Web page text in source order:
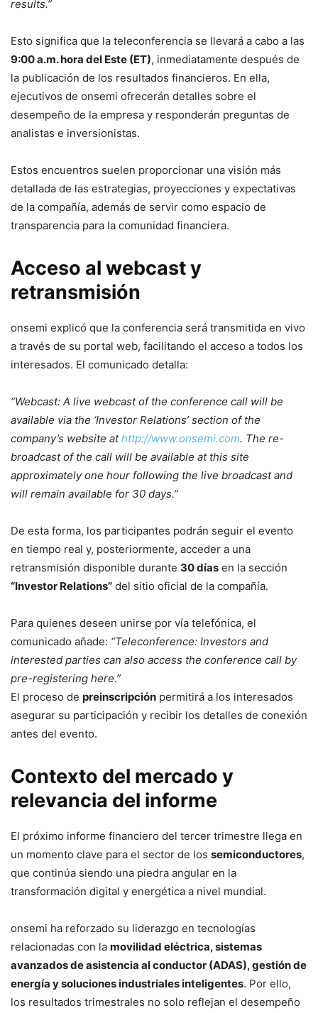
results.”
Esto significa que la teleconferencia se llevará a cabo a las
9:00 a.m. hora del Este (ET), inmediatamente después de
la publicación de los resultados financieros. En ella,
ejecutivos de onsemi ofrecerán detalles sobre el
desempeño de la empresa y responderán preguntas de
analistas e inversionistas.
Estos encuentros suelen proporcionar una visión más
detallada de las estrategias, proyecciones y expectativas
de la compañía, además de servir como espacio de
transparencia para la comunidad financiera.
Acceso al webcast y
retransmisión
onsemi explicó que la conferencia será transmitida en vivo
a través de su portal web, facilitando el acceso a todos los
interesados. El comunicado detalla:
“Webcast: A live webcast of the conference call will be
available via the ‘Investor Relations’ section of the
company’s website athttp://www.onsemi.com. The re-
broadcast of the call will be available at this site
approximately one hour following the live broadcast and
will remain available for 30 days.”
De esta forma, los participantes podrán seguir el evento
en tiempo real y, posteriormente, acceder a una
retransmisión disponible durante 30 días en la sección
“Investor Relations” del sitio oficial de la compañía.
Para quienes deseen unirse por vía telefónica, el
comunicado añade: “Teleconference: Investors and
interested parties can also access the conference call by
pre-registering here.”
El proceso de preinscripción permitirá a los interesados
asegurar su participación y recibir los detalles de conexión
antes del evento.
Contexto del mercado y
relevancia del informe
El próximo informe financiero del tercer trimestre llega en
un momento clave para el sector de los semiconductores,
que continúa siendo una piedra angular en la
transformación digital y energética a nivel mundial.
onsemi ha reforzado su liderazgo en tecnologías
relacionadas con la movilidad eléctrica, sistemas
avanzados de asistencia al conductor (ADAS), gestión de
energía y soluciones industriales inteligentes. Por ello,
los resultados trimestrales no solo reflejan el desempeño